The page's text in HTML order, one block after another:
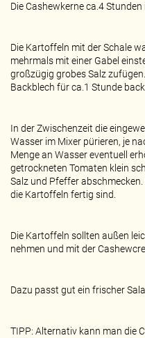
Die Cashewkerne ca.4
Die Kartoffeln mit der Schale
mehrmals mit einer Gabel
großzügig grobes Salz
Backblech für ca.1 Stunde
In der Zwischenzeit die
Wasser im Mixer pürieren, je
Menge an Wasser eventuell
getrockneten Tomaten klein
Salz und Pfeffer
die Kartoffeln fertig sind.
Die Kartoffeln sollten außen
nehmen und mit der
Dazu passt gut ein frischer
TIPP: Alternativ kann man die